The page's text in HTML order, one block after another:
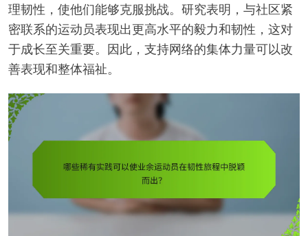
理韧性，使他们能够克服挑战。研究表明，与社区紧
密联系的运动员表现出更高水平的毅力和韧性，这对
于成长至关重要。因此，支持网络的集体力量可以改
善表现和整体福祉。